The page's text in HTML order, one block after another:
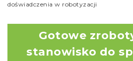
doświadczenia w robotyzacji
Gotowe
stanowisko do